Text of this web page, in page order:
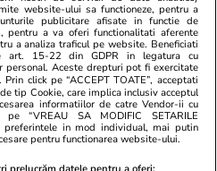
sarcina
Jobradar24
Imoradar24
Colecții Libertatea
ONJN nr. 821/25.09.2025.
interzise minorilor.
website-ului sa functioneze, pentru a
publicitare afisate in functie de
pentru a va oferi functionalitati aferente
a analiza traficul pe website. Beneficiati
art. 15-22 din GDPR in legatura cu
personal. Aceste drepturi pot fi exercitate
. Prin click pe “ACCEPT TOATE”, acceptati
tip Cookie, care implica inclusiv acceptul
informatiilor de catre Vendor-ii cu
“VREAU SA MODIFIC SETARILE
preferintele in mod individual, mai putin
pentru functionarea website-ului.